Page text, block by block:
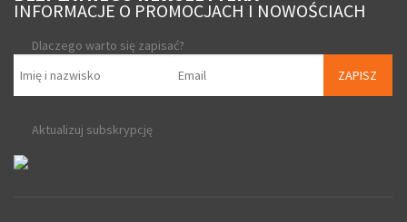
INFORMACJE O PROMOCJACH I NOWOŚCIACH
Dlaczego warto się zapisać?
ZAPISZ
Aktualizuj subskrypcję